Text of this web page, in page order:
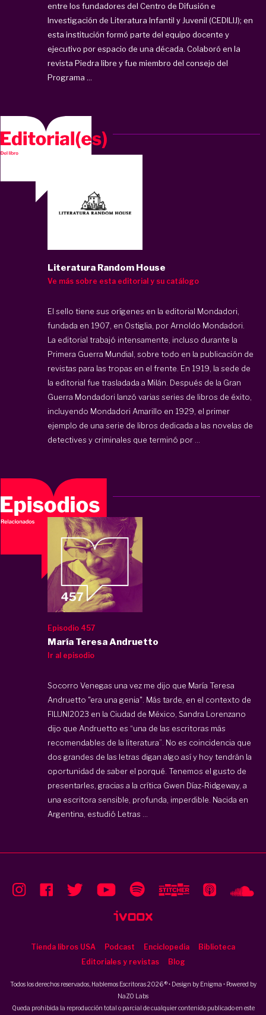
entre los fundadores del Centro de Difusión e
Investigación de Literatura Infantil y Juvenil (CEDILIJ); en
esta institución formó parte del equipo docente y
ejecutivo por espacio de una década. Colaboró en la
revista Piedra libre y fue miembro del consejo del
Programa ...
Literatura Random House
Ve más sobre esta editorial y su catálogo
El sello tiene sus orígenes en la editorial Mondadori,
fundada en 1907, en Ostiglia, por Arnoldo Mondadori.
La editorial trabajó intensamente, incluso durante la
Primera Guerra Mundial, sobre todo en la publicación de
revistas para las tropas en el frente. En 1919, la sede de
la editorial fue trasladada a Milán. Después de la Gran
Guerra Mondadori lanzó varias series de libros de éxito,
incluyendo Mondadori Amarillo en 1929, el primer
ejemplo de una serie de libros dedicada a las novelas de
detectives y criminales que terminó por ...
Episodio 457
María Teresa Andruetto
Ir al episodio
Socorro Venegas una vez me dijo que María Teresa
Andruetto "era una genia". Más tarde, en el contexto de
FILUNI2023 en la Ciudad de México, Sandra Lorenzano
dijo que Andruetto es “una de las escritoras más
recomendables de la literatura”. No es coincidencia que
dos grandes de las letras digan algo así y hoy tendrán la
oportunidad de saber el porqué. Tenemos el gusto de
presentarles, gracias a la crítica Gwen Díaz-Ridgeway, a
una escritora sensible, profunda, imperdible. Nacida en
Argentina, estudió Letras ...
Tienda libros USA Podcast Enciclopedia
Biblioteca
Editoriales y revistas
Blog
Todos los derechos reservados, Hablemos Escritoras 2026 ® • Design by Enigma • Powered by
NaZO Labs
Queda prohibida la reproducción total o parcial de cualquier contenido publicado en este